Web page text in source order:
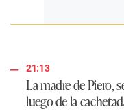
21:13
La madre de Piero,
luego de la